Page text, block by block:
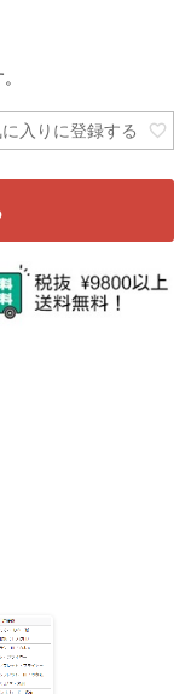
入りに登録する